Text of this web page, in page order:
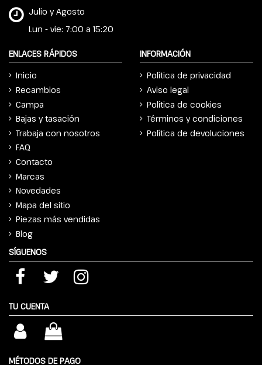
Julio y Agosto
Lun - vie: 7:00 a 15:20
ENLACES RÁPIDOS
Inicio
Recambios
Campa
Bajas y tasación
Trabaja con nosotros
FAQ
Contacto
Marcas
Novedades
Mapa del sitio
Piezas más vendidas
Blog
INFORMACIÓN
Política de privacidad
Aviso legal
Política de cookies
Términos y condiciones
Política de devoluciones
SÍGUENOS
TU CUENTA
MÉTODOS DE PAGO